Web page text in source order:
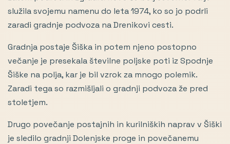
služila svojemu namenu do leta 1974, ko so jo podrli
zaradi gradnje podvoza na Drenikovi cesti.
Gradnja postaje Šiška in potem njeno postopno
večanje je presekala številne poljske poti iz Spodnje
Šiške na polja, kar je bil vzrok za mnogo polemik.
Zaradi tega so razmišljali o gradnji podvoza že pred
stoletjem.
Drugo povečanje postajnih in kurilniških naprav v Šiški
je sledilo gradnji Dolenjske proge in povečanemu